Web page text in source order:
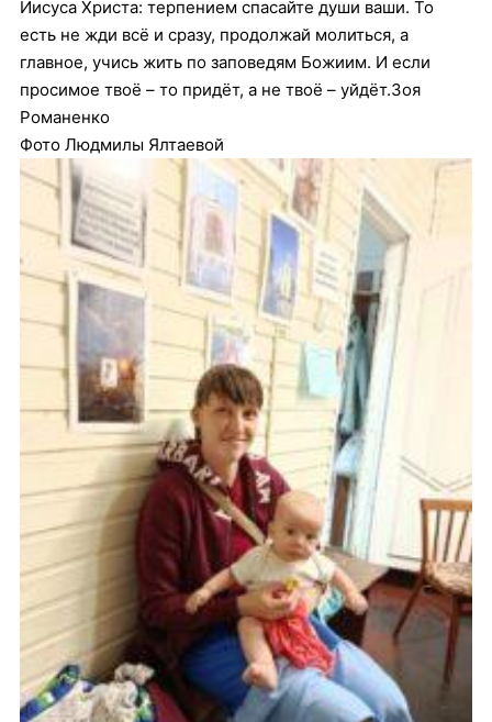
Иисуса Христа: терпением спасайте души ваши. То
есть не жди всё и сразу, продолжай молиться, а
главное, учись жить по заповедям Божиим. И если
просимое твоё – то придёт, а не твоё – уйдёт.Зоя
Романенко
Фото Людмилы Ялтаевой